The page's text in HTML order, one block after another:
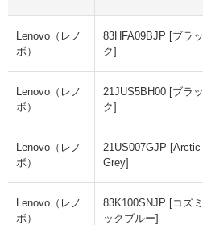
Lenovo（レノ
ボ）
83HFA09BJP [ブラッ
ク]
Lenovo（レノ
ボ）
21JUS5BH00 [ブラッ
ク]
Lenovo（レノ
ボ）
21US007GJP [Arctic
Grey]
Lenovo（レノ
ボ）
83K100SNJP [コズミ
ックブルー]